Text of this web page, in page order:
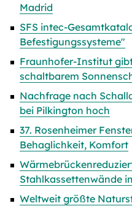
Madrid
SFS intec-
Befestigungssysteme"
Fraunhofer-Institut
schaltbarem
Nachfrage nach
bei Pilkington hoch
37. Rosenheimer
Behaglichkeit, Komfort
Stahlkassettenwände
Weltweit größte